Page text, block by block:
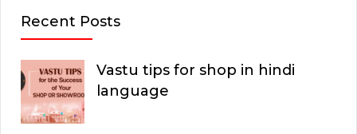
Recent Posts
Vastu tips for shop in hindi
language